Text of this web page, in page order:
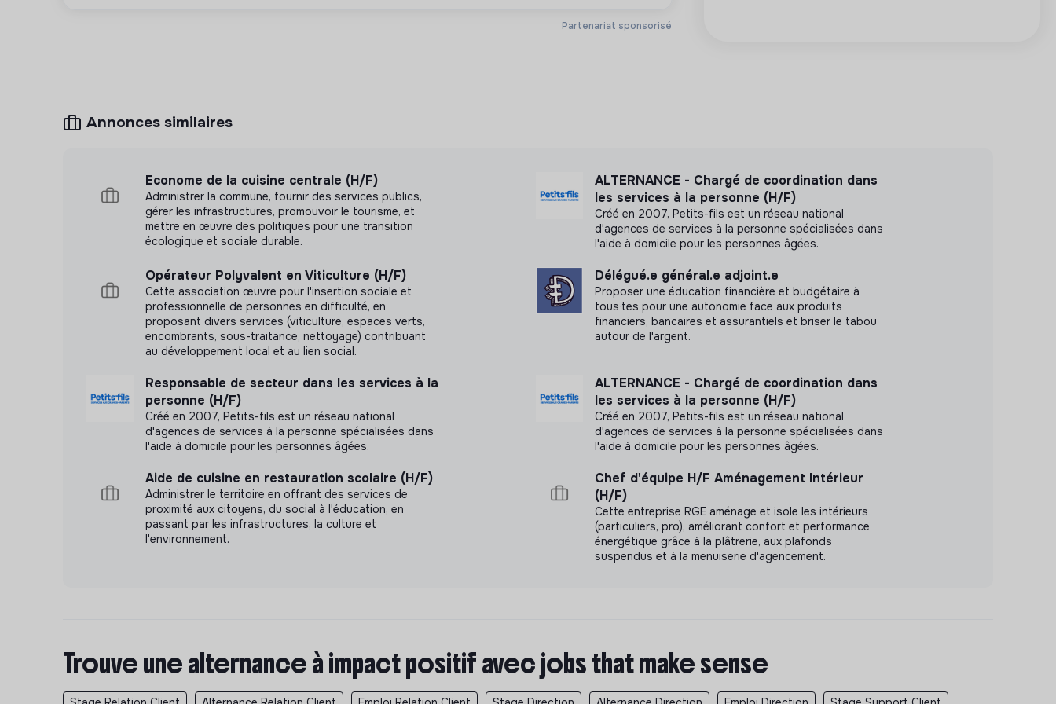
Partenariat sponsorisé
Annonces similaires
Econome de la cuisine centrale (H/F)
Administrer la commune, fournir des services publics,
gérer les infrastructures, promouvoir le tourisme, et
mettre en œuvre des politiques pour une transition
écologique et sociale durable.
ALTERNANCE - Chargé de coordination dans
les services à la personne (H/F)
Créé en 2007, Petits-fils est un réseau national
d'agences de services à la personne spécialisées dans
l'aide à domicile pour les personnes âgées.
Opérateur Polyvalent en Viticulture (H/F)
Cette association œuvre pour l'insertion sociale et
professionnelle de personnes en difficulté, en
proposant divers services (viticulture, espaces verts,
encombrants, sous-traitance, nettoyage) contribuant
au développement local et au lien social.
Délégué.e général.e adjoint.e
Proposer une éducation financière et budgétaire à
tous·tes pour une autonomie face aux produits
financiers, bancaires et assurantiels et briser le tabou
autour de l'argent.
Responsable de secteur dans les services à la
personne (H/F)
Créé en 2007, Petits-fils est un réseau national
d'agences de services à la personne spécialisées dans
l'aide à domicile pour les personnes âgées.
ALTERNANCE - Chargé de coordination dans
les services à la personne (H/F)
Créé en 2007, Petits-fils est un réseau national
d'agences de services à la personne spécialisées dans
l'aide à domicile pour les personnes âgées.
Aide de cuisine en restauration scolaire (H/F)
Administrer le territoire en offrant des services de
proximité aux citoyens, du social à l'éducation, en
passant par les infrastructures, la culture et
l'environnement.
Chef d'équipe H/F Aménagement Intérieur
(H/F)
Cette entreprise RGE aménage et isole les intérieurs
(particuliers, pro), améliorant confort et performance
énergétique grâce à la plâtrerie, aux plafonds
suspendus et à la menuiserie d'agencement.
Trouve une alternance à impact positif avec jobs that make sense